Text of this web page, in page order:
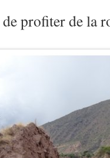
de profiter de la